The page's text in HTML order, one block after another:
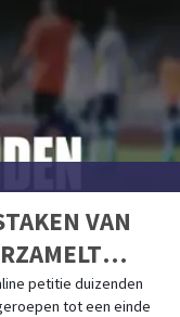
VAN
IN
petitie duizenden
tot een einde